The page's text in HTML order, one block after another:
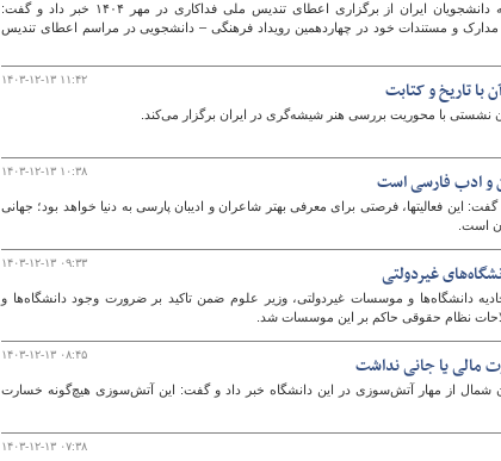
دبیر چهاردهمین آیین اعطای تندیس ملی فداکاری به دانشجویان ایران از برگزاری اعطای تندیس ملی فداکاری در مهر ۱۴۰۴ خبر داد و گفت:
مدارک و مستندات خود در چهاردهمین رویداد فرهنگی – دانشجویی در مراسم اعطای تندیس
۱۴۰۳-۱۲-۱۳ ۱۱:۴۲ تاریخ و کتابت
نشستی با محوریت بررسی هنر شیشه‌گری در ایران برگزار می‌کند.
۱۴۰۳-۱۲-۱۳ ۱۰:۳۸ و ادب فارسی است
فعالیتها، فرصتی برای معرفی بهتر شاعران و ادیبان پارسی به دنیا خواهد بود؛ جهانی
است.
۱۴۰۳-۱۲-۱۳ ۰۹:۳۳ غیردولتی
دانشگاه‌ها و موسسات غیردولتی، وزیر علوم ضمن تاکید بر ضرورت وجود دانشگاه‌ها و
نظام حقوقی حاکم بر این موسسات شد.
۱۴۰۳-۱۲-۱۳ ۰۸:۴۵ مالی یا جانی نداشت
شمال از مهار آتش‌سوزی در این دانشگاه خبر داد و گفت: این آتش‌سوزی هیچ‌گونه خسارت
۱۴۰۳-۱۲-۱۳ ۰۷:۳۸